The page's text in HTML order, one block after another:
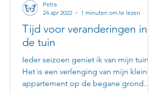
Tijd voor veranderingen in
de tuin
Ieder seizoen geniet ik van mijn tuin.
Het is een verlenging van mijn kleine
appartement op de begane grond.
Petra
24 apr 2022
1 minuten om te lezen